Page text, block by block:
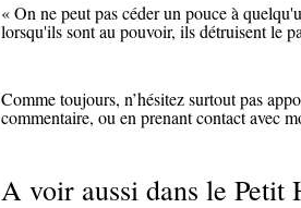
« On ne peut pas céder un pouce à
lorsqu'ils sont au pouvoir, ils détruisent le
Comme toujours, n’hésitez surtout pas
commentaire, ou en prenant contact avec
A voir aussi dans le Petit